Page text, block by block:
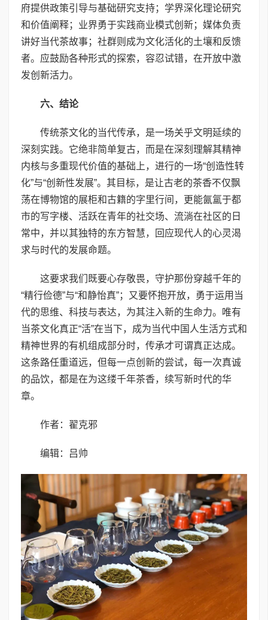
府提供政策引导与基础研究支持；学界深化理论研究
和价值阐释；业界勇于实践商业模式创新；媒体负责
讲好当代茶故事；社群则成为文化活化的土壤和反馈
者。应鼓励各种形式的探索，容忍试错，在开放中激
发创新活力。
六、结论
传统茶文化的当代传承，是一场关乎文明延续的
深刻实践。它绝非简单复古，而是在深刻理解其精神
内核与多重现代价值的基础上，进行的一场“创造性转
化”与“创新性发展”。其目标，是让古老的茶香不仅飘
荡在博物馆的展柜和古籍的字里行间，更能氤氲于都
市的写字楼、活跃在青年的社交场、流淌在社区的日
常中，并以其独特的东方智慧，回应现代人的心灵渴
求与时代的发展命题。
这要求我们既要心存敬畏，守护那份穿越千年的
“精行俭德”与“和静怡真”；又要怀抱开放，勇于运用当
代的思维、科技与表达，为其注入新的生命力。唯有
当茶文化真正“活”在当下，成为当代中国人生活方式和
精神世界的有机组成部分时，传承才可谓真正达成。
这条路任重道远，但每一点创新的尝试，每一次真诚
的品饮，都是在为这缕千年茶香，续写新时代的华
章。
作者：翟克邪
编辑：吕帅